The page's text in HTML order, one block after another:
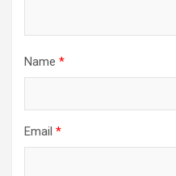
Name *
Email *